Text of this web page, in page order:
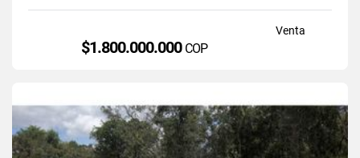
Venta
$1.800.000.000 COP